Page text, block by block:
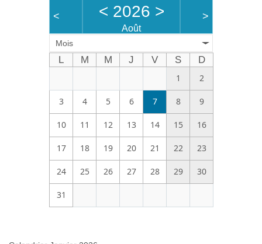
< < 2026 >
Août
>
Mois
L M M J V S
D
1
2
3 4 5 6 7 8 9
10 11 12 13 14 15 16
17 18 19 20 21 22 23
24 25 26 27 28 29 30
31